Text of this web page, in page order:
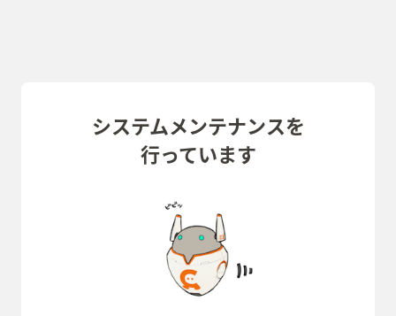
システムメンテナンスを
行っています